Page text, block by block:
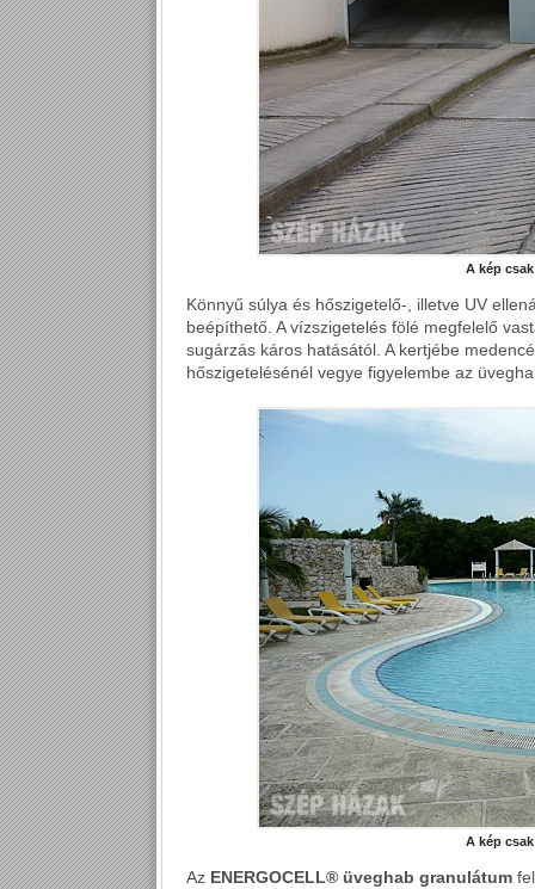
A kép
Könnyű súlya és hőszigetelő-, illetve UV
beépíthető. A vízszigetelés fölé megfelelő
sugárzás káros hatásától. A kertjébe
hőszigetelésénél vegye figyelembe az
A kép
Az ENERGOCELL® üveghab granulátum